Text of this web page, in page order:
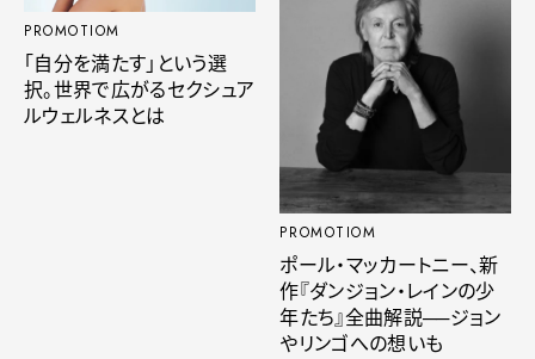
PROMOTIOM
「自分を満たす」という選
択。世界で広がるセクシュア
ルウェルネスとは
PROMOTIOM
ポール・マッカートニー、新
作『ダンジョン・レインの少
年たち』全曲解説──ジョン
やリンゴへの想いも